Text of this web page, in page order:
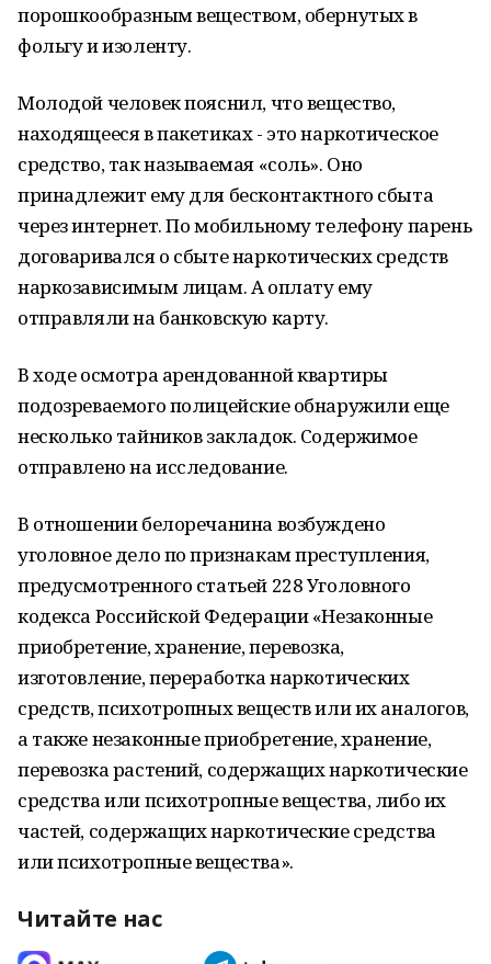
порошкообразным веществом, обернутых в
фольгу и изоленту.
Молодой человек пояснил, что вещество,
находящееся в пакетиках - это наркотическое
средство, так называемая «соль». Оно
принадлежит ему для бесконтактного сбыта
через интернет. По мобильному телефону парень
договаривался о сбыте наркотических средств
наркозависимым лицам. А оплату ему
отправляли на банковскую карту.
В ходе осмотра арендованной квартиры
подозреваемого полицейские обнаружили еще
несколько тайников закладок. Содержимое
отправлено на исследование.
В отношении белоречанина возбуждено
уголовное дело по признакам преступления,
предусмотренного статьей 228 Уголовного
кодекса Российской Федерации «Незаконные
приобретение, хранение, перевозка,
изготовление, переработка наркотических
средств, психотропных веществ или их аналогов,
а также незаконные приобретение, хранение,
перевозка растений, содержащих наркотические
средства или психотропные вещества, либо их
частей, содержащих наркотические средства
или психотропные вещества».
Читайте нас